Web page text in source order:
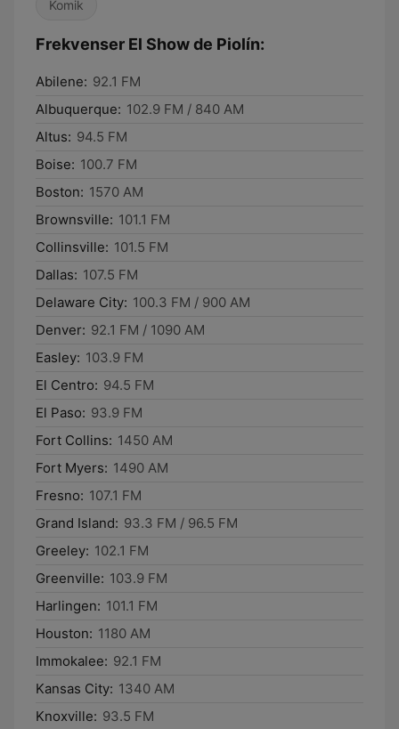
Komik
Frekvenser El Show de Piolín:
Abilene: 92.1 FM
Albuquerque: 102.9 FM / 840 AM
Altus: 94.5 FM
Boise: 100.7 FM
Boston: 1570 AM
Brownsville: 101.1 FM
Collinsville: 101.5 FM
Dallas: 107.5 FM
Delaware City: 100.3 FM / 900 AM
Denver: 92.1 FM / 1090 AM
Easley: 103.9 FM
El Centro: 94.5 FM
El Paso: 93.9 FM
Fort Collins: 1450 AM
Fort Myers: 1490 AM
Fresno: 107.1 FM
Grand Island: 93.3 FM / 96.5 FM
Greeley: 102.1 FM
Greenville: 103.9 FM
Harlingen: 101.1 FM
Houston: 1180 AM
Immokalee: 92.1 FM
Kansas City: 1340 AM
Knoxville: 93.5 FM